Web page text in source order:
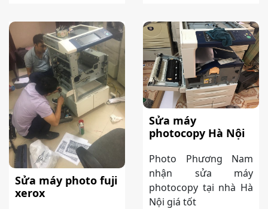
Sửa máy photo fuji
xerox
Sửa máy
photocopy Hà Nội
Photo Phương Nam
nhận sửa máy
photocopy tại nhà Hà
Nội giá tốt